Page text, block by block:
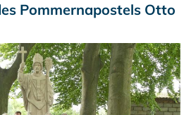
Pommernapostels Otto